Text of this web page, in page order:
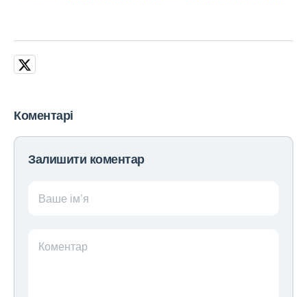
Коментарі
Залишити коментар
Ваше ім’я
Коментар